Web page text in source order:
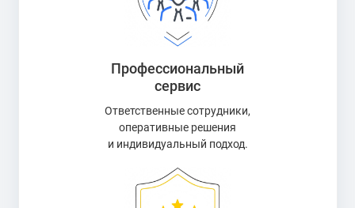
Профессиональный
сервис
Ответственные сотрудники,
оперативные решения
и индивидуальный подход.